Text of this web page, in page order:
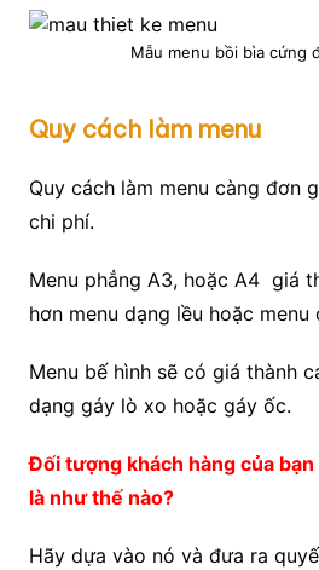
Mẫu menu bồi bìa cứng
Quy cách làm menu
Quy cách làm menu càng đơn
chi phí.
Menu phẳng A3, hoặc A4 giá
hơn menu dạng lều hoặc menu
Menu bế hình sẽ có giá thành
dạng gáy lò xo hoặc gáy ốc.
Đối tượng khách hàng của
là như thế nào?
Hãy dựa vào nó và đưa ra